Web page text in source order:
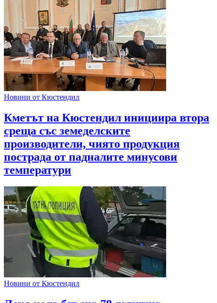
Новини от Кюстендил
Кметът на Кюстендил инициира втора
среща със земеделските
производители, чиято продукция
пострада от падналите минусови
температури
Новини от Кюстендил